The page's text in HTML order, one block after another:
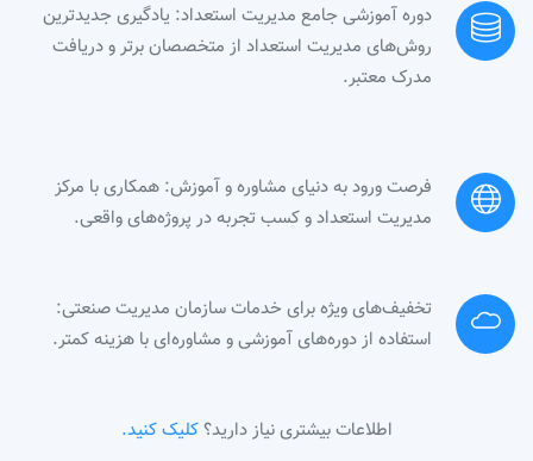
دوره آموزشی جامع مدیریت استعداد: یادگیری جدیدترین
روش‌های مدیریت استعداد از متخصصان برتر و دریافت
مدرک معتبر.
فرصت ورود به دنیای مشاوره و آموزش: همکاری با مرکز
مدیریت استعداد و کسب تجربه در پروژه‌های واقعی.
تخفیف‌های ویژه برای خدمات سازمان مدیریت صنعتی:
استفاده از دوره‌های آموزشی و مشاوره‌ای با هزینه کمتر.
اطلاعات بیشتری نیاز دارید؟کلیک کنید.